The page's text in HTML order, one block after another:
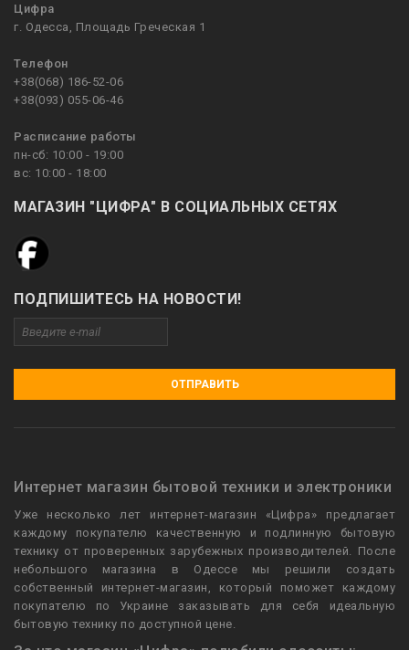
Цифра
г. Одесса, Площадь Греческая 1
Телефон
+38(068) 186-52-06
+38(093) 055-06-46
Расписание работы
пн-сб: 10:00 - 19:00
вс: 10:00 - 18:00
МАГАЗИН "ЦИФРА" В СОЦИАЛЬНЫХ СЕТЯХ
ПОДПИШИТЕСЬ НА НОВОСТИ!
ОТПРАВИТЬ
Интернет магазин бытовой техники и электроники
Уже несколько лет интернет-магазин «Цифра» предлагает
каждому покупателю качественную и подлинную бытовую
технику от проверенных зарубежных производителей. После
небольшого магазина в Одессе мы решили создать
собственный интернет-магазин, который поможет каждому
покупателю по Украине заказывать для себя идеальную
бытовую технику по доступной цене.